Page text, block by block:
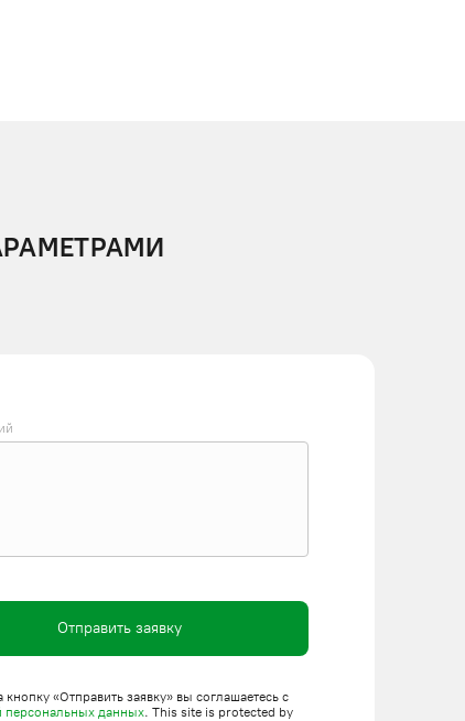
Отправить заявку
«Отправить заявку» вы соглашаетесь с
персональных данных. This site is protected by